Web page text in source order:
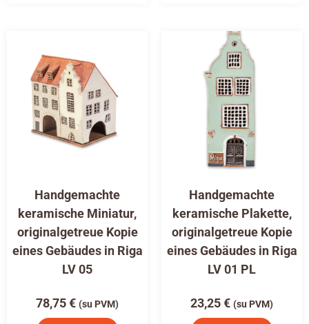
Handgemachte
keramische Miniatur,
originalgetreue Kopie
eines Gebäudes in Riga
LV 05
78,75€ (su PVM)
Handgemachte
keramische Plakette,
originalgetreue Kopie
eines Gebäudes in Riga
LV 01 PL
23,25€ (su PVM)